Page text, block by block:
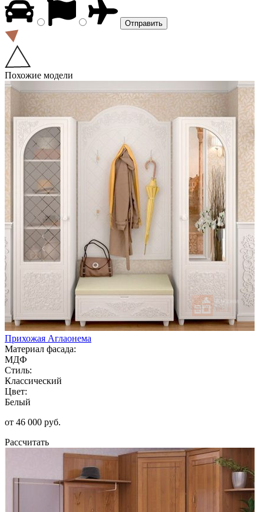
Похожие модели
Прихожая Аглаонема
Материал фасада:
МДФ
Стиль:
Классический
Цвет:
Белый
от 46 000 руб.
Рассчитать